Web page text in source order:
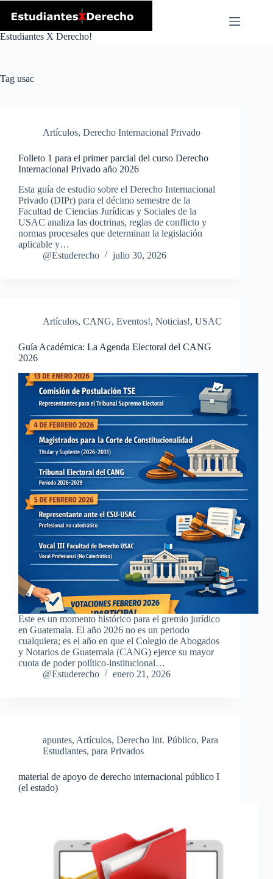
Estudiantes X Derecho!
Tag usac
Artículos, Derecho Internacional Privado
Folleto 1 para el primer parcial del curso Derecho
Internacional Privado año 2026
Esta guía de estudio sobre el Derecho Internacional
Privado (DIPr) para el décimo semestre de la
Facultad de Ciencias Jurídicas y Sociales de la
USAC analiza las doctrinas, reglas de conflicto y
normas procesales que determinan la legislación
aplicable y…
@Estuderecho
julio 30, 2026
Artículos, CANG, Eventos!, Noticias!, USAC
Guía Académica: La Agenda Electoral del CANG
2026
Este es un momento histórico para el gremio jurídico
en Guatemala. El año 2026 no es un periodo
cualquiera; es el año en que el Colegio de Abogados
y Notarios de Guatemala (CANG) ejerce su mayor
cuota de poder político-institucional…
@Estuderecho
enero 21, 2026
apuntes, Artículos, Derecho Int. Público, Para
Estudiantes, para Privados
material de apoyo de derecho internacional público I
(el estado)